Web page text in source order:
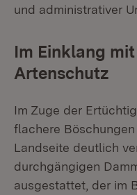
und administrativer
Im Einklang
Artenschutz
Im Zuge der
flachere
Landseite deutlich
durchgängigen
ausgestattet, der im